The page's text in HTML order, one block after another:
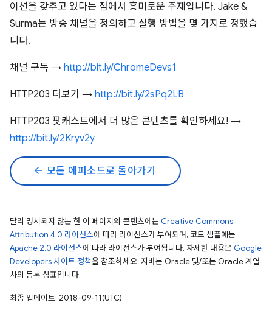
이션을 갖추고 있다는 점에서 흥미로운 주제입니다. Jake &
Surma는 방송 채널을 정의하고 실행 방법을 몇 가지로 정했습
니다.
채널 구독 → http://bit.ly/ChromeDevs1
HTTP203 더보기 → http://bit.ly/2sPq2LB
HTTP203 팟캐스트에서 더 많은 콘텐츠를 확인하세요! →
http://bit.ly/2Kryv2y
arrow_back 모든 에피소드로 돌아가기
달리 명시되지 않는 한 이 페이지의 콘텐츠에는 Creative Commons
Attribution 4.0 라이선스에 따라 라이선스가 부여되며, 코드 샘플에는
Apache 2.0 라이선스에 따라 라이선스가 부여됩니다. 자세한 내용은 Google
Developers 사이트 정책을 참조하세요. 자바는 Oracle 및/또는 Oracle 계열
사의 등록 상표입니다.
최종 업데이트: 2018-09-11(UTC)